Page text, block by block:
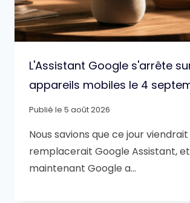
L'Assistant Google s'arrête
appareils mobiles le 4
Publié le 5 août 2026
Nous savions que ce jour
remplacerait Google Assistant, et
maintenant Google a…